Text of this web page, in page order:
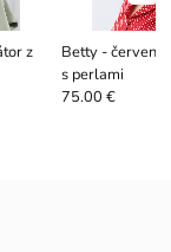
z
Betty - červený
s perlami
75.00 €